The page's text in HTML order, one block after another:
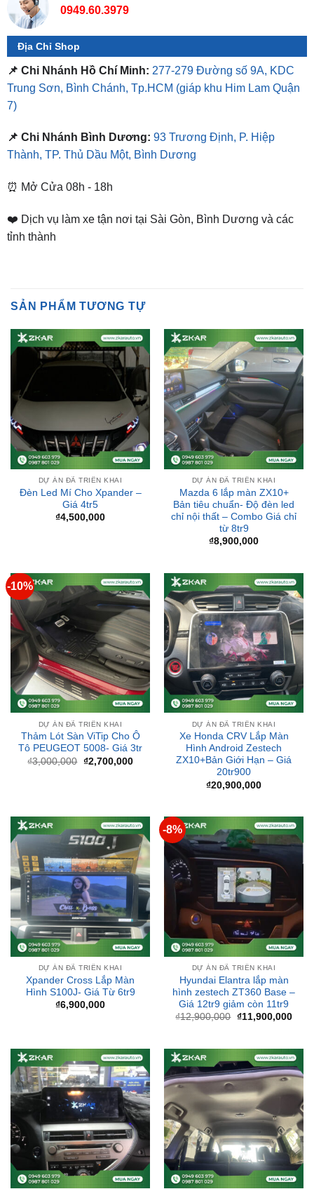
Địa Chỉ Shop
📌 Chi Nhánh Hồ Chí Minh: 277-279 Đường số 9A, KDC
Trung Sơn, Bình Chánh, Tp.HCM
7)
📌 Chi Nhánh Bình Dương:
⏰ Mở Cửa 08h - 18h
❤️ Dịch vụ làm xe tận nơi tại Sài Gòn, Bình Dương và các
DỰ ÁN ĐÃ TRIỂN KHAI
Đèn Led Mí Cho Xpander –
Giá 4tr5
₫4,500,000
DỰ ÁN ĐÃ TRIỂN KHAI
Mazda 6 lắp màn ZX10+
Bản tiêu chuẩn- Độ đèn led
chỉ nội thất – Combo Giá chỉ
từ 8tr9
₫8,900,000
DỰ ÁN ĐÃ TRIỂN KHAI
Thảm Lót Sàn ViTip Cho Ô
Tô PEUGEOT 5008- Giá 3tr
3,000,000
Giá
gốc
là:
₫3,000,000.
₫2,700,000
hiện
tại
là:
₫2,700,000.
DỰ ÁN ĐÃ TRIỂN KHAI
Xe Honda CRV Lắp Màn
Hình Android Zestech
ZX10+Bản Giới Hạn – Giá
20tr900
₫20,900,000
DỰ ÁN ĐÃ TRIỂN KHAI
Xpander Cross Lắp Màn
Hình S100J- Giá Từ 6tr9
₫6,900,000
DỰ ÁN ĐÃ TRIỂN KHAI
Hyundai Elantra lắp màn
hình zestech ZT360 Base –
Giá 12tr9 giảm còn 11tr9
12,900,000 Giá
gốc
là:
₫12,900,000.
₫11,900,000
DỰ ÁN ĐÃ TRIỂN KHAI
Lắp Màn Hình Oled Pro
DỰ ÁN ĐÃ TRIỂN KHAI
Bọc Trần Da Xe Ô Tô – Giá